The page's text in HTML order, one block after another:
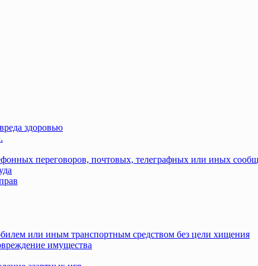
здоровью
переговоров, почтовых, телеграфных или иных
или иным транспортным средством без цели хищения
имущества